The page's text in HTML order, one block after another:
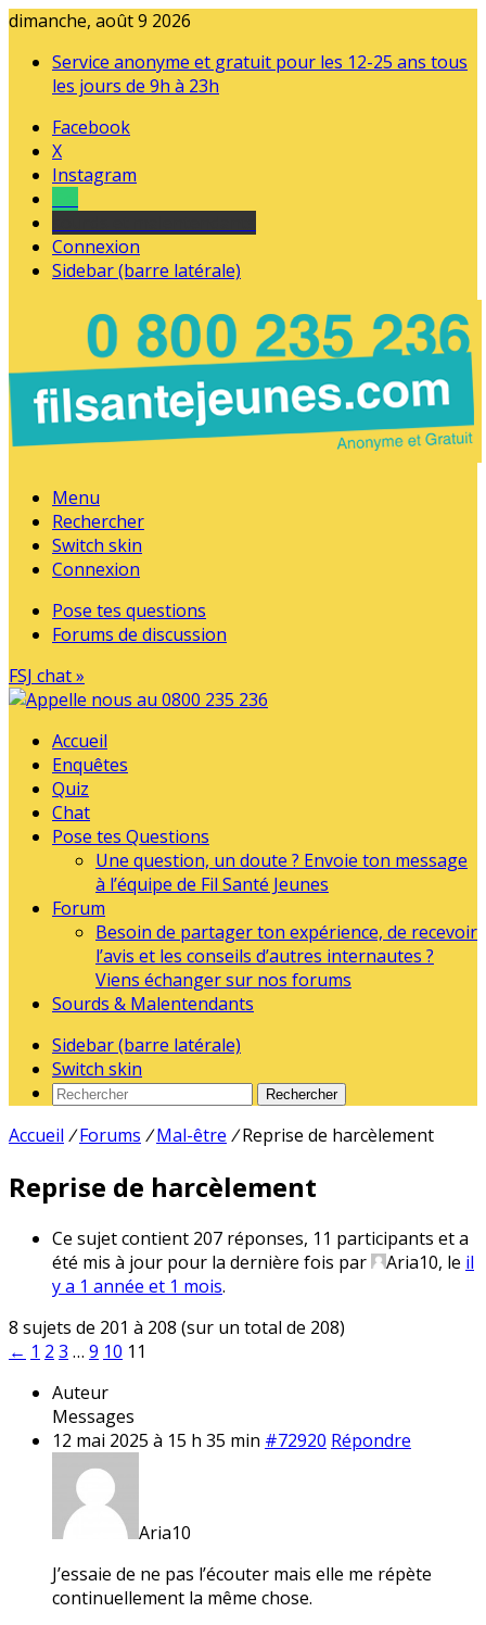
dimanche, août 9 2026
Service anonyme et gratuit pour les 12-25 ans tous
les jours de 9h à 23h
Facebook
X
Instagram
Connexion
Sidebar (barre latérale)
Menu
Rechercher
Switch skin
Connexion
Pose tes questions
Forums de discussion
FSJ chat »
Accueil
Enquêtes
Quiz
Chat
Pose tes Questions
Une question, un doute ? Envoie ton message
à l’équipe de Fil Santé Jeunes
Forum
Besoin de partager ton expérience, de recevoir
l’avis et les conseils d’autres internautes ?
Viens échanger sur nos forums
Sourds & Malentendants
Sidebar (barre latérale)
Switch skin
Rechercher
Accueil / Forums / Mal-être / Reprise de harcèlement
Reprise de harcèlement
Ce sujet contient 207 réponses, 11 participants et a
été mis à jour pour la dernière fois par
Aria10, le il
y a 1 année et 1 mois.
8 sujets de 201 à 208 (sur un total de 208)
← 1 2 3 … 9 10 11
Auteur
Messages
12 mai 2025 à 15 h 35 min #72920 Répondre
Aria10
J’essaie de ne pas l’écouter mais elle me répète
continuellement la même chose.